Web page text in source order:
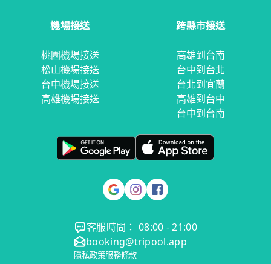
機場接送
桃園機場接送
松山機場接送
台中機場接送
高雄機場接送
跨縣市接送
高雄到台南
台中到台北
台北到宜蘭
高雄到台中
台中到台南
客服時間： 08:00 - 21:00
booking@tripool.app
隱私政策服務條款